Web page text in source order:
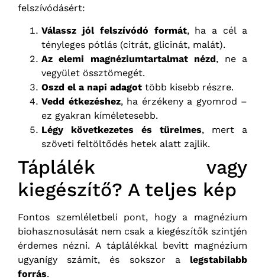
felszívódásért:
Válassz jól felszívódó formát, ha a cél a
tényleges pótlás (citrát, glicinát, malát).
Az elemi magnéziumtartalmat nézd, ne a
vegyület össztömegét.
Oszd el a napi adagot több kisebb részre.
Vedd étkezéshez, ha érzékeny a gyomrod –
ez gyakran kíméletesebb.
Légy következetes és türelmes, mert a
szöveti feltöltődés hetek alatt zajlik.
Táplálék vagy
kiegészítő? A teljes kép
Fontos szemléletbeli pont, hogy a magnézium
biohasznosulását nem csak a kiegészítők szintjén
érdemes nézni. A táplálékkal bevitt magnézium
ugyanígy számít, és sokszor a legstabilabb
forrás.